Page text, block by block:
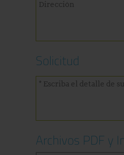
Solicitud
Archivos PDF y